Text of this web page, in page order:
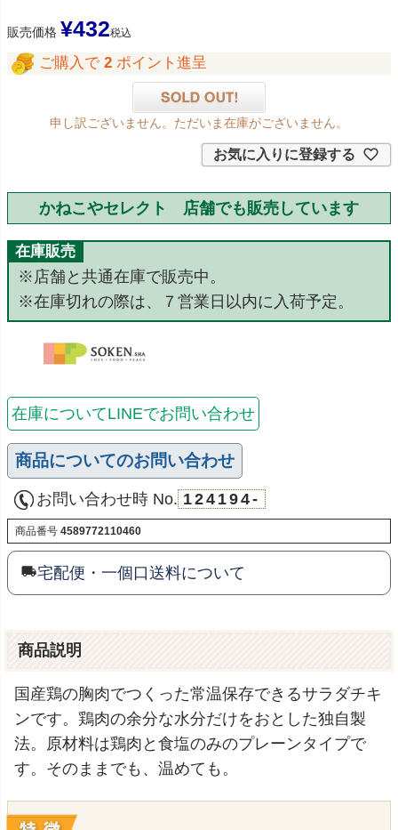
販売価格 ¥432税込
ご購入で 2 ポイント進呈
申し訳ございません。ただいま在庫がございません。
お気に入りに登録する
かねこやセレクト 店舗でも販売しています
在庫販売
※店舗と共通在庫で販売中。
※在庫切れの際は、７営業日以内に入荷予定。
在庫についてLINEでお問い合わせ
商品についてのお問い合わせ
お問い合わせ時 No. 124194-
商品番号 4589772110460
宅配便・一個口送料について
商品説明
国産鶏の胸肉でつくった常温保存できるサラダチキ
ンです。鶏肉の余分な水分だけをおとした独自製
法。原材料は鶏肉と食塩のみのプレーンタイプで
す。そのままでも、温めても。